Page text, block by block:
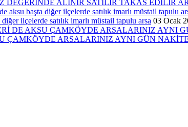
DEĞERİNDE ALINIR SATILIR TAKAS EDİLİR
ilçelerde satılık imarlı müstail tapulu arsa 03 Ocak
ÇAMKÖYDE ARSALARINIZ AYNI GÜN